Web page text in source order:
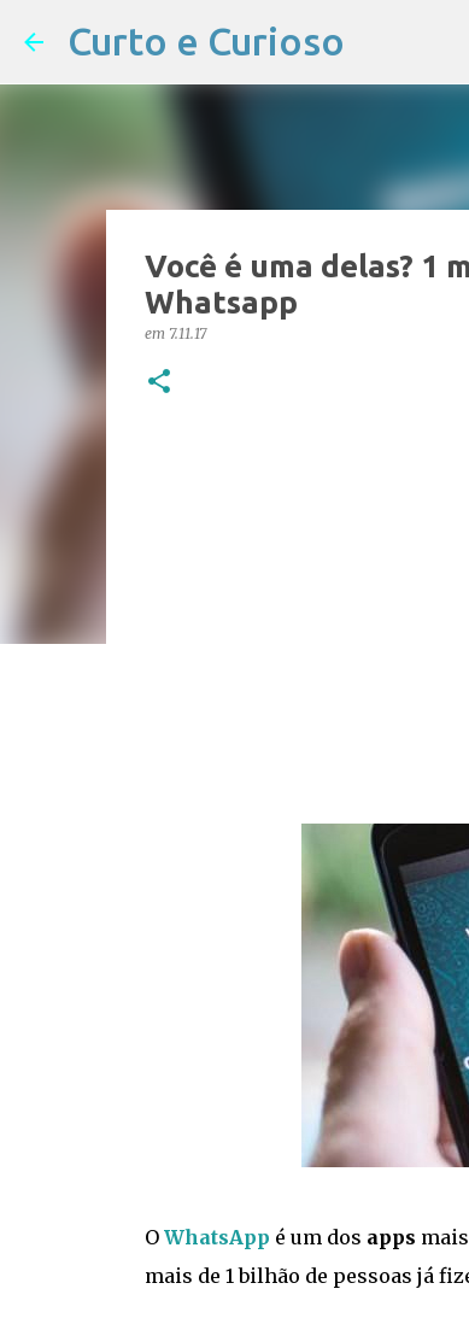
Curto e Curioso
Você é uma delas? 1
Whatsapp
em 7.11.17
O WhatsApp é um dos apps
mais de 1 bilhão de pessoas já